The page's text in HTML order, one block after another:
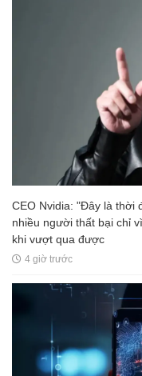
CEO Nvidia: "Đây là thời
nhiều người thất bại chỉ
khi vượt qua được
4 giờ trước